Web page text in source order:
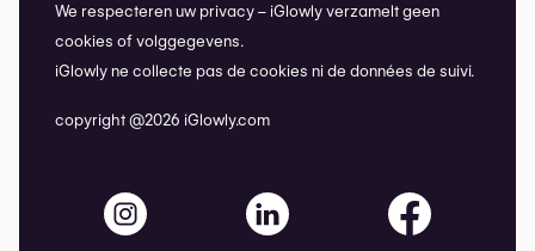
We respecteren uw privacy – iGlowly verzamelt geen
cookies of volggegevens.
iGlowly ne collecte pas de cookies ni de données de suivi.
copyright @2026 iGlowly.com